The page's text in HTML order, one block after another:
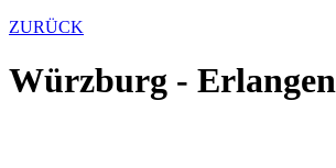
ZURÜCK
Würzburg - Erlangen